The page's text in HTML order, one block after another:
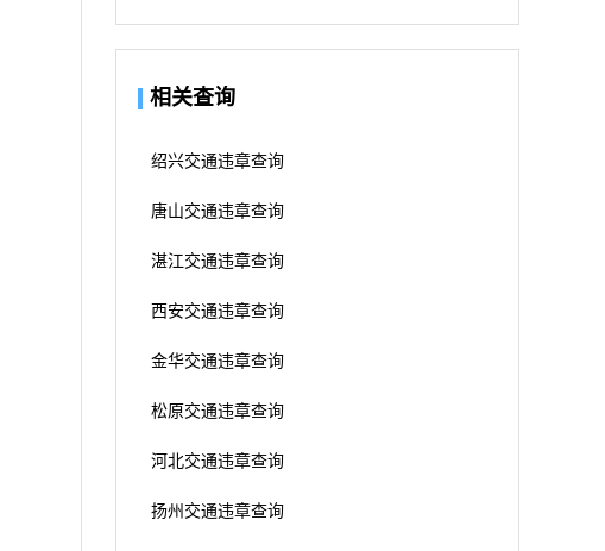
相关查询
绍兴交通违章查询
唐山交通违章查询
湛江交通违章查询
西安交通违章查询
金华交通违章查询
松原交通违章查询
河北交通违章查询
扬州交通违章查询